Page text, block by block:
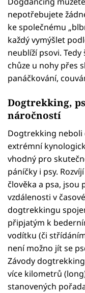
nepotřebujete
ke společnému
každý vymýšlet
neublíží psovi.
chůze u nohy přes
panáčkování,
Dogtrekking,
náročností
Dogtrekking neboli
extrémní
vhodný pro
páníčky i psy.
člověka a psa,
vzdálenosti v
dogtrekkingu
připjatým k
vodítku (či
není možno jít se
Závody
více kilometrů
stanovených